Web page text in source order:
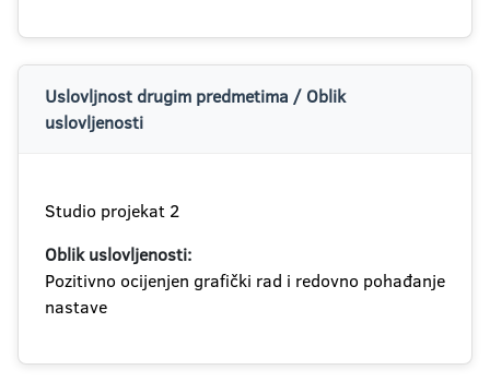
Uslovljnost drugim predmetima / Oblik
uslovljenosti
Studio projekat 2
Oblik uslovljenosti:
Pozitivno ocijenjen grafički rad i redovno pohađanje
nastave